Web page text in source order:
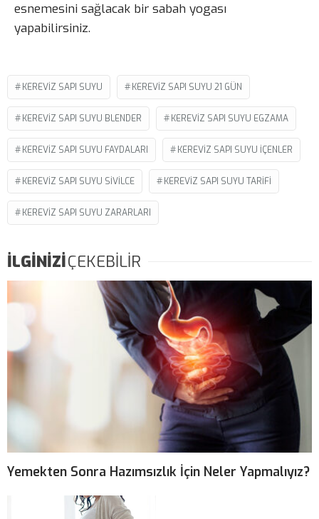
esnemesini sağlacak bir sabah yogası
yapabilirsiniz.
KEREVIZ SAPI SUYU KEREVIZ SAPI SUYU 21 GÜN
KEREVIZ SAPI SUYU BLENDER KEREVIZ SAPI SUYU EGZAMA
KEREVIZ SAPI SUYU FAYDALARI KEREVIZ SAPI SUYU IÇENLER
KEREVIZ SAPI SUYU SIVILCE KEREVIZ SAPI SUYU TARIFI
KEREVIZ SAPI SUYU ZARARLARI
İLGİNİZİÇEKEBİLİR
Yemekten Sonra Hazımsızlık İçin Neler Yapmalıyız?